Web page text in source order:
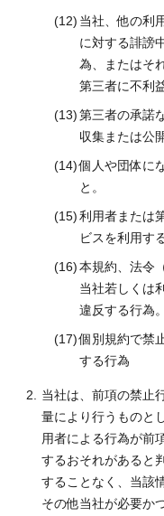
当社、他の利
に対する誹謗
為、またはそ
第三者に不利
第三者の承諾
収集または公
個人や団体に
と。
利用者または
ビスを利用す
本規約、法令
当社若しくは
違反する行為。
個別規約で禁
する行為
当社は、前項の禁止
量により行うものと
用者による行為が前
するおそれがあると
することなく、当該
その他当社が必要か